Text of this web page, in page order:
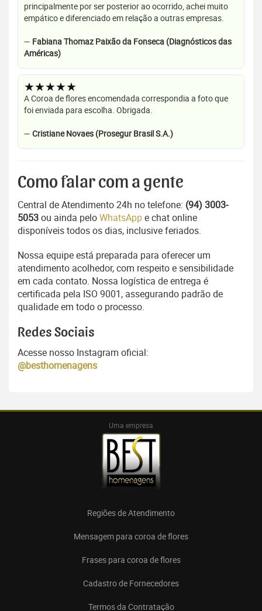
principalmente por ser posterior ao ocorrido, achei muito
empático e diferenciado em relação a outras empresas.
— Fabiana Thomaz Paixão da Fonseca (Diagnósticos das
Américas)
★★★★★
A Coroa de flores encomendada correspondia a foto que
foi enviada para escolha. Obrigada.
— Cristiane Novaes (Prosegur Brasil S.A.)
Como falar com a gente
Central de Atendimento 24h no telefone: (94) 3003-
5053ou ainda peloWhatsAppe chat online
disponíveis todos os dias, inclusive feriados.
Nossa equipe está preparada para oferecer um
atendimento acolhedor, com respeito e sensibilidade
em cada contato. Nossa logística de entrega é
certificada pela ISO 9001, assegurando padrão de
qualidade em todo o processo.
Redes Sociais
Acesse nosso Instagram oficial:
@besthomenagens
Uma empresa
Regiões de Atendimento
Mensagem para coroa de flores
Frases para coroa de flores
Cadastro de Fornecedores
Termos da Contratação